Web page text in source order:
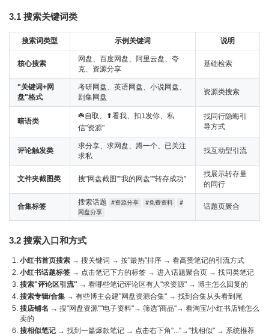
3.1 搜索关键词类
搜索词类型 示例关键词 说明
核心搜索
网盘、百度网盘、阿里云盘、夸
克、资源分享
基础检索
"关键词+网
盘"格式
考研网盘、英语网盘、小说网盘、
剧集网盘
资源类搜索
暗语类
☘️自取、⬆看我、扣1发你、私
信"资源"
找同行隐晦引
导方式
评论触发类
求分享、求网盘、蹲一个、已关注
求私
找互动型引流
文件夹截图类 搜"网盘截图""我的网盘""转存成功"
找展示转存量
的同行
合集标签 搜索话题 #资源分享 #免费资料
#
网盘分享
话题页聚合
3.2 搜索入口和方式
小红书首页搜索 → 搜关键词 → 按"最热"排序 → 看高赞笔记的引流方式
小红书话题标签 → 点击笔记下方的标签 → 进入话题聚合页 → 找同类笔记
搜索"评论区引流" → 看哪些笔记评论区有人"求资源" → 博主怎么回复的
搜索专辑/合集 → 有些博主会建"网盘资源合集" → 找到合集从头看到尾
搜店铺名 → 搜"网盘资源""电子资料"→ 筛选"商品"→ 看淘宝/小红书店铺怎么
卖的
搜相似笔记 → 找到一篇爆款笔记 → 点击右下角"..."→"找相似" → 系统推荐